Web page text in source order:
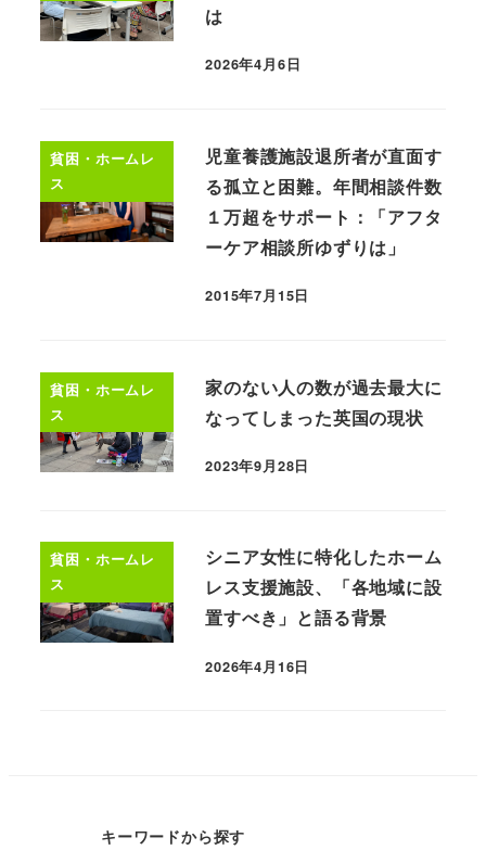
は
2026年4月6日
貧困・ホームレ
ス
児童養護施設退所者が直面す
る孤立と困難。年間相談件数
１万超をサポート：「アフタ
ーケア相談所ゆずりは」
2015年7月15日
貧困・ホームレ
ス
家のない人の数が過去最大に
なってしまった英国の現状
2023年9月28日
貧困・ホームレ
ス
シニア女性に特化したホーム
レス支援施設、「各地域に設
置すべき」と語る背景
2026年4月16日
キーワードから探す